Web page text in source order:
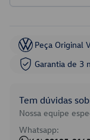
Peça Original
Garantia de 3
Tem dúvidas
Nossa equipe
Whatsapp: